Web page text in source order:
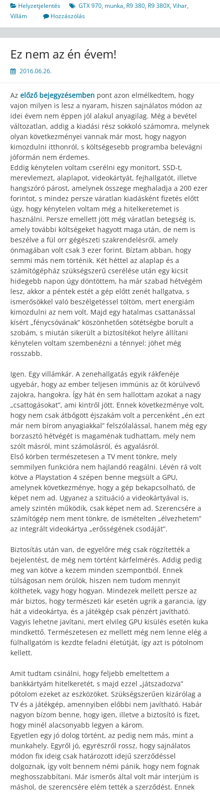
Helyzetjelentés GTX 970, munka, R9 380, R9 380X,Vihar,
Villám
Hozzászólás
Ez nem az én évem!
2016.06.26.
Az előző bejegyzésemben pont azon elmélkedtem, hogy
vajon milyen is lesz a nyaram, hiszen sajnálatos módon az
idei évem nem éppen jól alakul anyagilag. Még a bevétel
változatlan, addig a kiadási rész sokkoló számomra, melynek
olyan következményei vannak már most, hogy nagyon
kimozdulni itthonról, s költségesebb programba belevágni
jóformán nem érdemes.
Eddig kénytelen voltam cserélni egy monitort, SSD-t,
merevlemezt, alaplapot, videokártyát, fejhallgatót, illetve
hangszóró párost, amelynek összege meghaladja a 200 ezer
forintot, s mindez persze váratlan kiadásként fizetés előtt
úgy, hogy kénytelen voltam még a hitelkeretemet is
használni. Persze emellett jött még váratlan betegség is,
amely további költségeket hagyott maga után, de nem is
beszélve a fül orr gégészeti szakrendelésről, amely
önmagában volt csak 3 ezer forint. Bíztam abban, hogy
semmi más nem történik. Két héttel az alaplap és a
számítógépház szükségszerű cserélése után egy kicsit
hidegebb napon úgy döntöttem, ha már szabad hétvégém
lesz, akkor a péntek estét a gép előtt zenét hallgatva, s
ismerősökkel való beszélgetéssel töltöm, mert energiám
kimozdulni az nem volt. Majd egy hatalmas csattanással
kísért „fénycsóvának” köszönhetően sötétségbe borult a
szobám, s miután sikerült a biztosítékot helyre állítani
kénytelen voltam szembenézni a ténnyel: jöhet még
rosszabb.
Igen. Egy villámkár. A zenehallgatás egyik rákfenéje
ugyebár, hogy az ember teljesen immúnis az őt körülvevő
zajokra, hangokra. Így hát én sem hallottam azokat a nagy
„csattogásokat”, ami kintről jött. Ennek következménye volt,
hogy nem csak átbőgött éjszakám volt a percenként „én ezt
már nem bírom anyagiakkal” felszólalással, hanem még egy
borzasztó hétvégét is magaménak tudhattam, mely nem
szólt másról, mint számolásról, és agyalásról.
Első körben természetesen a TV ment tönkre, mely
semmilyen funkcióra nem hajlandó reagálni. Lévén rá volt
kötve a Playstation 4 szépen benne megsült a GPU,
amelynek következménye, hogy a gép bekapcsolható, de
képet nem ad. Ugyanez a szituáció a videokártyával is,
amely szintén működik, csak képet nem ad. Szerencsére a
számítógép nem ment tönkre, de ismételten „élvezhetem”
az integrált videokártya „erősségének csodáját”.
Biztosítás után van, de egyelőre még csak rögzítették a
bejelentést, de még nem történt kárfelmérés. Addig pedig
meg van kötve a kezem minden szempontból. Ennek
túlságosan nem örülök, hiszen nem tudom mennyit
költhetek, vagy hogy hogyan. Mindezek mellett persze az
már biztos, hogy természeti kár esetén ugrik a garancia, így
hát a videokártya, és a játékgép csak pénzért javítható.
Vagyis lehetne javítani, mert elvileg GPU kisülés esetén kuka
mindkettő. Természetesen ez mellett még nem lenne elég a
fülhallgatóm is kezdte feladni életútját, így azt is pótolnom
kellett.
Amit tudtam csinálni, hogy feljebb emeltettem a
bankkártyám hitelkeretét, s majd ezzel „játszadozva”
pótolom ezeket az eszközöket. Szükségszerűen kizárólag a
TV és a játékgép, amennyiben előbbi nem javítható. Habár
nagyon bízom benne, hogy igen, illetve a biztosító is fizet,
hogy minél alacsonyabb legyen a károm.
Egyetlen egy jó dolog történt, az pedig nem más, mint a
munkahely. Egyről jó, egyrészről rossz, hogy sajnálatos
módon fix ideig csak határozott idejű szerződéssel
dolgoznak, így volt bennem némi pánik, hogy nem fognak
meghosszabbítani. Már ismerős által volt már interjúm is
máshol, de szerencsére elém tették a szerződést. Ennek